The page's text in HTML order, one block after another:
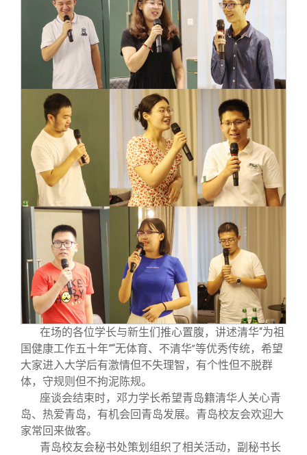
在场的各位学长与新生们推心置腹，讲述清华“为祖
国健康工作五十年”“无体育、不清华”等优秀传统，希望
大家进入大学后有激情但不失理智，有个性但不脱群
体，守规则但不拘泥陈规。
座谈会结束时，邓力学长希望青岛籍清华人关心青
岛、热爱青岛，有机会回青岛发展。青岛校友会欢迎大
家常回来做客。
青岛校友会秘书处策划组织了相关活动，副秘书长